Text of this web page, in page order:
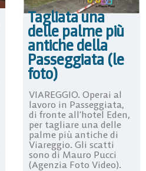
Tagliata una
delle palme più
antiche della
Passeggiata (le
foto)
VIAREGGIO. Operai al
lavoro in Passeggiata,
di fronte all’hotel Eden,
per tagliare una delle
palme più antiche di
Viareggio. Gli scatti
sono di Mauro Pucci
(Agenzia Foto Video).